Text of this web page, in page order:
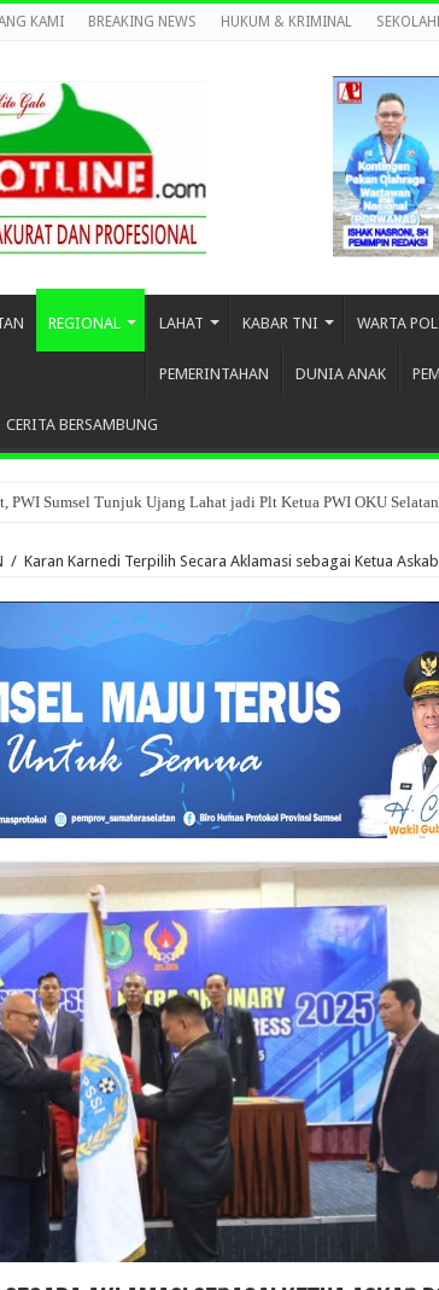
KAMI BREAKING NEWS HUKUM & KRIMINAL
REGIONAL LAHAT KABAR TNI WARTA
PEMERINTAHAN DUNIA ANAK
CERITA BERSAMBUNG
PWI Sumsel Tunjuk Ujang Lahat jadi Plt Ketua PWI OKU Selatan
/ Karan Karnedi Terpilih Secara Aklamasi sebagai Ketua